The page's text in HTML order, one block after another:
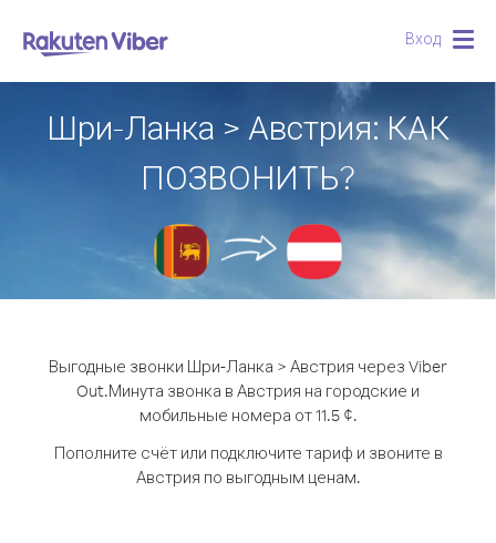
Вход
Шри-Ланка > Австрия: КАК
ПОЗВОНИТЬ?
Выгодные звонки Шри-Ланка > Австрия через Viber
Out.Минута звонка в Австрия на городские и
мобильные номера от 11.5 ¢.
Пополните счёт или подключите тариф и звоните в
Австрия по выгодным ценам.